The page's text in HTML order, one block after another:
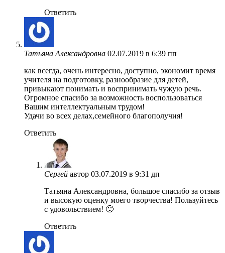
Ответить
Татьяна Александровна 02.07.2019 в 6:39 пп
как всегда, очень интересно, доступно, экономит время
учителя на подготовку, разнообразие для детей,
привыкают понимать и воспринимать чужую речь.
Огромное спасибо за возможность воспользоваться
Вашим интеллектуальным трудом!
Удачи во всех делах,семейного благополучия!
Ответить
Сергей автор 03.07.2019 в 9:31 дп
Татьяна Александровна, большое спасибо за отзыв
и высокую оценку моего творчества! Пользуйтесь
с удовольствием! 🙂
Ответить